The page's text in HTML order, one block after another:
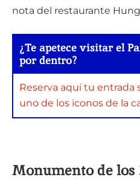
nota del restaurante
¿Te apetece visitar el
por dentro?
Reserva aquí tu entrada
uno de los iconos de la
Monumento de los